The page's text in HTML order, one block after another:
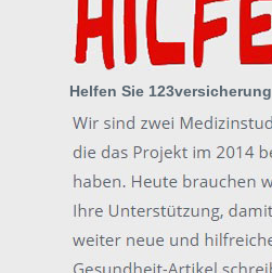
Helfen Sie 123versicherung